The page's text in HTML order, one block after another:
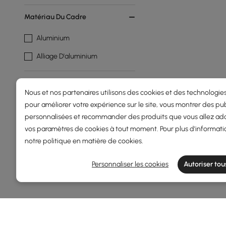
Matériau Du Cadre
Aluminium
Alliage D'aluminium
Propane
Afficher plus de filtres
Products in the current category have been updated to show
Nous et nos partenaires utilisons des cookies et des
pour améliorer votre expérience sur le site, vous montrer des
personnalisées et recommander des produits que vous allez
vos paramètres de cookies à tout moment. Pour plus
notrepolitique en matière de cookies.
Personnaliser les cookies Autoriser